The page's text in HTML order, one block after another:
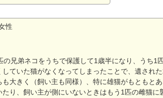
性
兄弟ネコをうちで保護して1歳半になり、うち1
ていた猫がなくなってしまったことで、遺され
大きく（飼い主も同様）、特に雄猫がもともと
り、飼い主が側にいないときはもう1匹の雌猫に